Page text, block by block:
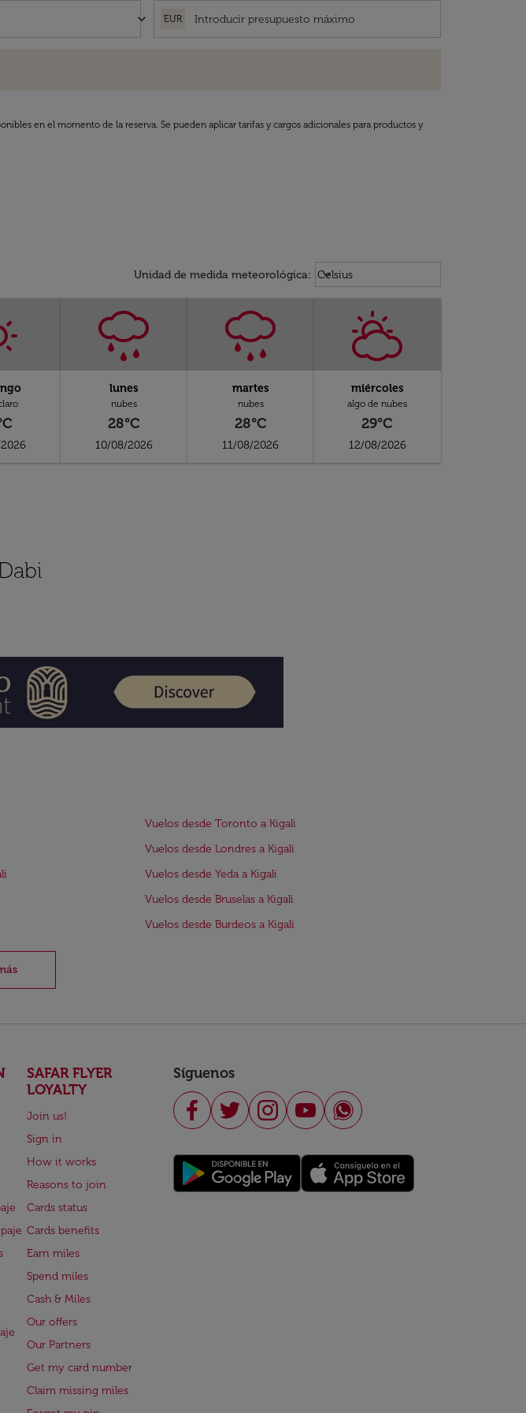
keyboard_arrow_down EUR
en el momento de la reserva. Se pueden aplicar tarifas y cargos adicionales para productos y
Unidad de medida meteorológica: Weather unit option Celsius
Celsius
keyboard_arrow_down
lunes
nubes
28°C
10/08/2026
martes
nubes
28°C
11/08/2026
miércoles
algo de nubes
29°C
12/08/2026
Vuelos desde Toronto a Kigali
Vuelos desde Londres a Kigali
Vuelos desde Yeda a Kigali
Vuelos desde Bruselas a Kigali
Vuelos desde Burdeos a Kigali
SAFAR FLYER
LOYALTY
Join us!
Sign in
How it works
Reasons to join
Cards status
Cards benefits
Earn miles
Spend miles
Cash & Miles
Our offers
Our Partners
Get my card number
Claim missing miles
Síguenos